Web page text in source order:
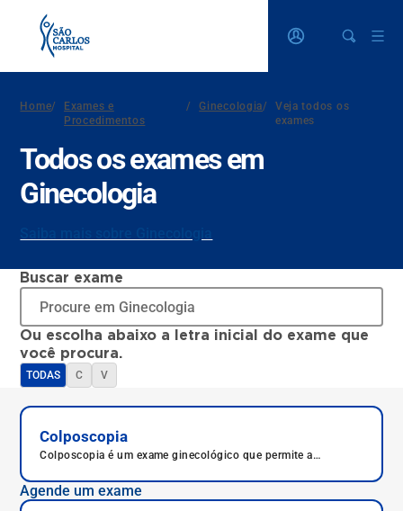
Home/
Exames e
Procedimentos
/ Ginecologia/
Veja todos os
exames
Todos os exames em
Ginecologia
Buscar exame
Ou escolha abaixo a letra inicial do exame que
você procura.
TODAS C V
Colposcopia
Colposcopia é um exame ginecológico que permite a
auxílio de um aparelho chamado colposcópio. Ele é indicado
principalmente quando o resultado do exame de Papanicolau
Agende um exame